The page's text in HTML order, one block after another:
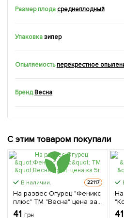
Размер плода среднеплодный
Упаковказипер
Опыляемостьперекрестное
Бренд Весна
С этим товаром покупали
В наличии. 22117
На развес Огурец "Феникс
плюс" ТМ "Весна" цена за
5г
41 грн
На
41